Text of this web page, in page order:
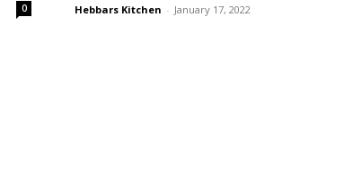
0 Hebbars Kitchen - January 17, 2022